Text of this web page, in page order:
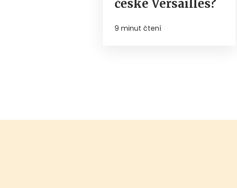
české Versailles?
9 minut čtení